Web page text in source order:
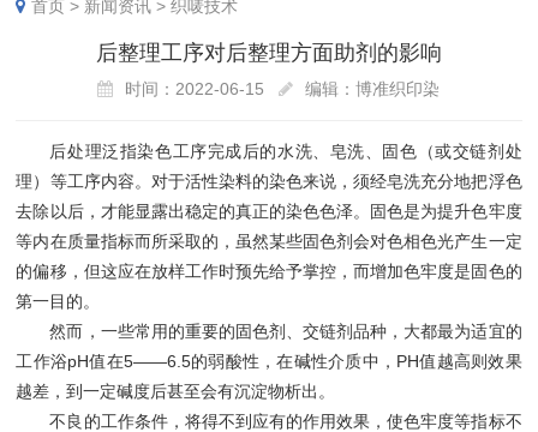
首页 > 新闻资讯 >织唛技术
后整理工序对后整理方面助剂的影响
时间：2022-06-15 编辑：博准织印染
后处理泛指染色工序完成后的水洗、皂洗、固色（或交链剂处
理）等工序内容。对于活性染料的染色来说，须经皂洗充分地把浮色
去除以后，才能显露出稳定的真正的染色色泽。固色是为提升色牢度
等内在质量指标而所采取的，虽然某些固色剂会对色相色光产生一定
的偏移，但这应在放样工作时预先给予掌控，而增加色牢度是固色的
第一目的。
然而，一些常用的重要的固色剂、交链剂品种，大都最为适宜的
工作浴pH值在5——6.5的弱酸性，在碱性介质中，PH值越高则效果
越差，到一定碱度后甚至会有沉淀物析出。
不良的工作条件，将得不到应有的作用效果，使色牢度等指标不